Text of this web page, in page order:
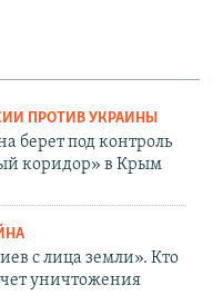
ПРОТИВ УКРАИНЫ
берет под контроль
коридор» в Крым
с лица земли». Кто
уничтожения